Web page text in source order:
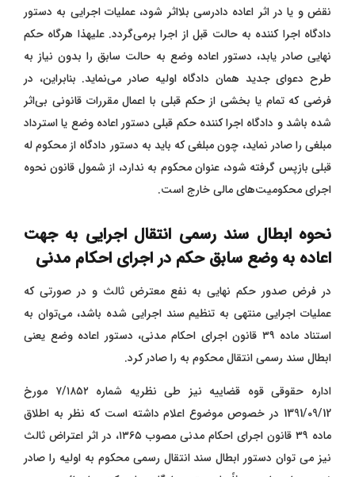
نقض و یا در اثر اعاده دادرسی بلااثر شود، عملیات اجرایی به دستور
دادگاه اجرا کننده به حالت قبل از اجرا برمی‌گردد. علیهذا هرگاه حکم
نهایی صادر یابد، دستور اعاده وضع به حالت سابق را بدون نیاز به
طرح دعوای جدید همان دادگاه اولیه صادر می‌نماید. بنابراین، در
فرضی که تمام یا بخشی از حکم قبلی با اعمال مقررات قانونی بی‌اثر
شده باشد و دادگاه اجرا کننده حکم قبلی دستور اعاده وضع یا استرداد
مبلغی را صادر نماید، چون مبلغی که باید به دستور دادگاه از محکوم له
قبلی بازپس گرفته شود، عنوان محکوم به ندارد، از شمول قانون نحوه
اجرای محکومیت‌های مالی خارج است.
نحوه ابطال سند رسمی انتقال اجرایی به جهت
اعاده به وضع سابق حکم در اجرای احکام مدنی
در فرض صدور حکم نهایی به نفع معترض ثالث و در صورتی که
عملیات اجرایی منتهی به تنظیم سند اجرایی شده باشد، می‌توان به
استناد ماده ۳۹ قانون اجرای احکام مدنی، دستور اعاده وضع یعنی
ابطال سند رسمی انتقال محکوم به را صادر کرد.
اداره حقوقی قوه قضاییه نیز طی نظریه شماره ۷/۱۸۵۲ مورخ
1391/09/12 در خصوص موضوع اعلام داشته است که نظر به اطلاق
ماده ۳۹ قانون اجرای احکام مدنی مصوب ۱۳۶۵، در اثر اعتراض ثالث
نیز می ‌توان دستور ابطال سند انتقال رسمی محکوم به اولیه را صادر